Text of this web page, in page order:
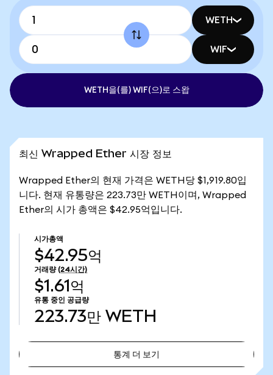
WETH
WIF
WETH을(를) WIF(으)로 스왑
최신 Wrapped Ether 시장 정보
Wrapped Ether의 현재 가격은 WETH당 $1,919.80입
니다. 현재 유통량은 223.73만 WETH이며, Wrapped
Ether의 시가 총액은 $42.95억입니다.
시가총액
$42.95억
거래량 (24시간)
$1.61억
유통 중인 공급량
223.73만 WETH
통계 더 보기